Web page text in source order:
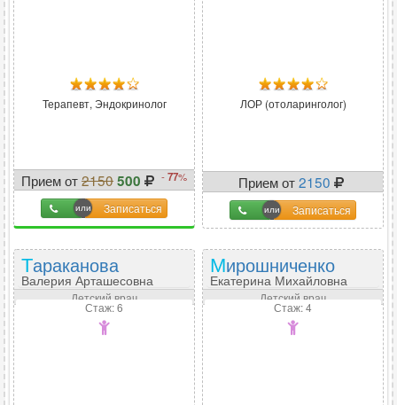
Терапевт, Эндокринолог
Прием от2150500 -77%
Записаться
ЛОР (отоларинголог)
Прием от2150
Записаться
Тараканова
Валерия Арташесовна
Детский врач
Стаж: 6
Мирошниченко
Екатерина Михайловна
Детский врач
Стаж: 4